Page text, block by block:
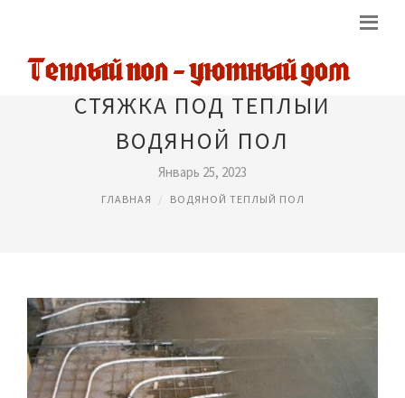
СТЯЖКА ПОД ТЕПЛЫЙ
ВОДЯНОЙ ПОЛ
Январь 25, 2023
ГЛАВНАЯ ВОДЯНОЙ ТЕПЛЫЙ ПОЛ